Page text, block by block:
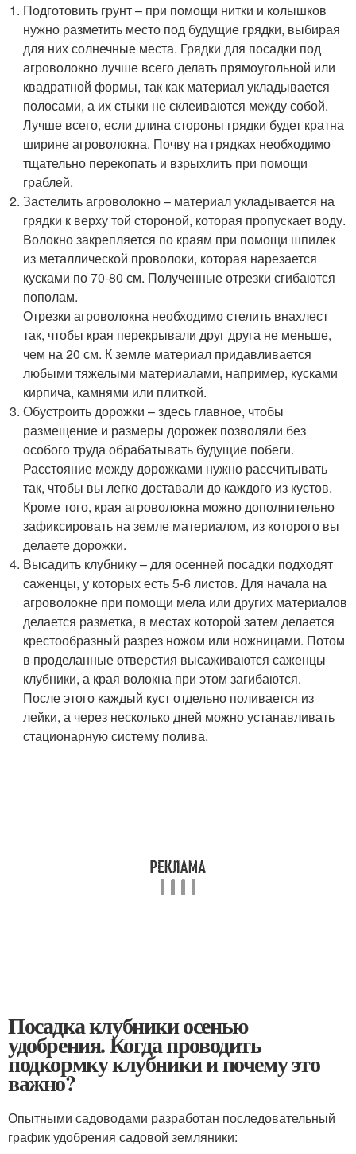
Подготовить грунт – при помощи нитки и колышков
нужно разметить место под будущие грядки, выбирая
для них солнечные места. Грядки для посадки под
агроволокно лучше всего делать прямоугольной или
квадратной формы, так как материал укладывается
полосами, а их стыки не склеиваются между собой.
Лучше всего, если длина стороны грядки будет кратна
ширине агроволокна. Почву на грядках необходимо
тщательно перекопать и взрыхлить при помощи
граблей.
Застелить агроволокно – материал укладывается на
грядки к верху той стороной, которая пропускает воду.
Волокно закрепляется по краям при помощи шпилек
из металлической проволоки, которая нарезается
кусками по 70-80 см. Полученные отрезки сгибаются
пополам.
Отрезки агроволокна необходимо стелить внахлест
так, чтобы края перекрывали друг друга не меньше,
чем на 20 см. К земле материал придавливается
любыми тяжелыми материалами, например, кусками
кирпича, камнями или плиткой.
Обустроить дорожки – здесь главное, чтобы
размещение и размеры дорожек позволяли без
особого труда обрабатывать будущие побеги.
Расстояние между дорожками нужно рассчитывать
так, чтобы вы легко доставали до каждого из кустов.
Кроме того, края агроволокна можно дополнительно
зафиксировать на земле материалом, из которого вы
делаете дорожки.
Высадить клубнику – для осенней посадки подходят
саженцы, у которых есть 5-6 листов. Для начала на
агроволокне при помощи мела или других материалов
делается разметка, в местах которой затем делается
крестообразный разрез ножом или ножницами. Потом
в проделанные отверстия высаживаются саженцы
клубники, а края волокна при этом загибаются.
После этого каждый куст отдельно поливается из
лейки, а через несколько дней можно устанавливать
стационарную систему полива.
Посадка клубники осенью
удобрения. Когда проводить
подкормку клубники и почему это
важно?
Опытными садоводами разработан последовательный
график удобрения садовой земляники: